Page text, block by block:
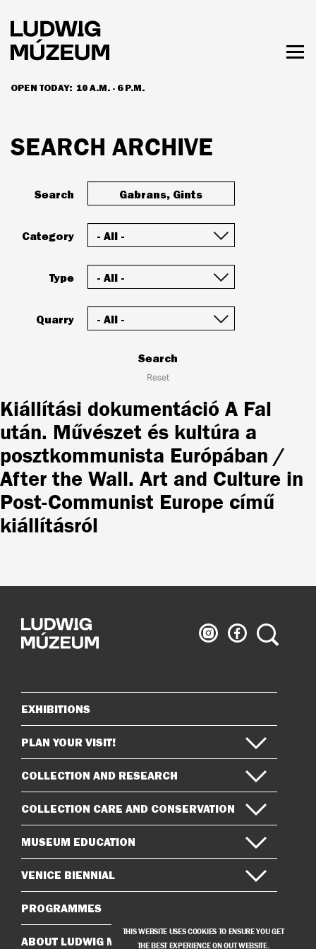
main
content
OPEN TODAY: 10 A.M. - 6 P.M.
HOURS & ADMISSION
SEARCH ARCHIVE
Search
Category
Type
Quarry
Search
Reset
Kiállítási dokumentáció A Fal
után. Művészet és kultúra a
posztkommunista Európában /
After the Wall. Art and Culture in
Post-Communist Europe című
kiállításról
Ludwig
Museum
Ludwig
Museum
Search
Sitemap
EXHIBITIONS
PLAN YOUR VISIT!
COLLECTION AND RESEARCH
COLLECTION CARE AND CONSERVATION
MUSEUM EDUCATION
VENICE BIENNIAL
PROGRAMMES
ABOUT LUDWIG MUSEUM
THIS WEBSITE USES COOKIES TO ENSURE YOU GET
THE BEST EXPERIENCE ON OUT WEBSITE.